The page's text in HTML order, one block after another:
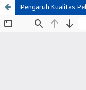
Pengaruh Kualitas